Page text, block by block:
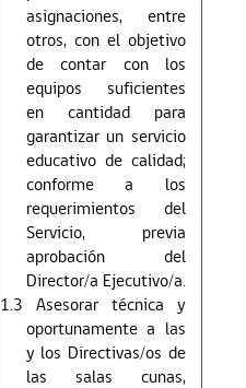
asignaciones, entre
otros, con el objetivo
de contar con los
equipos suficientes
en cantidad para
garantizar un servicio
educativo de calidad;
conforme a los
requerimientos del
Servicio, previa
aprobación del
Director/a Ejecutivo/a.
1.3 Asesorar técnica y
oportunamente a las
y los Directivas/os de
las salas cunas,